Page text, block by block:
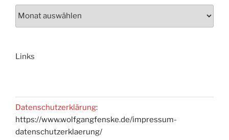
Links
Datenschutzerklärung:
https://www.wolfgangfenske.de/impressum-
datenschutzerklaerung/